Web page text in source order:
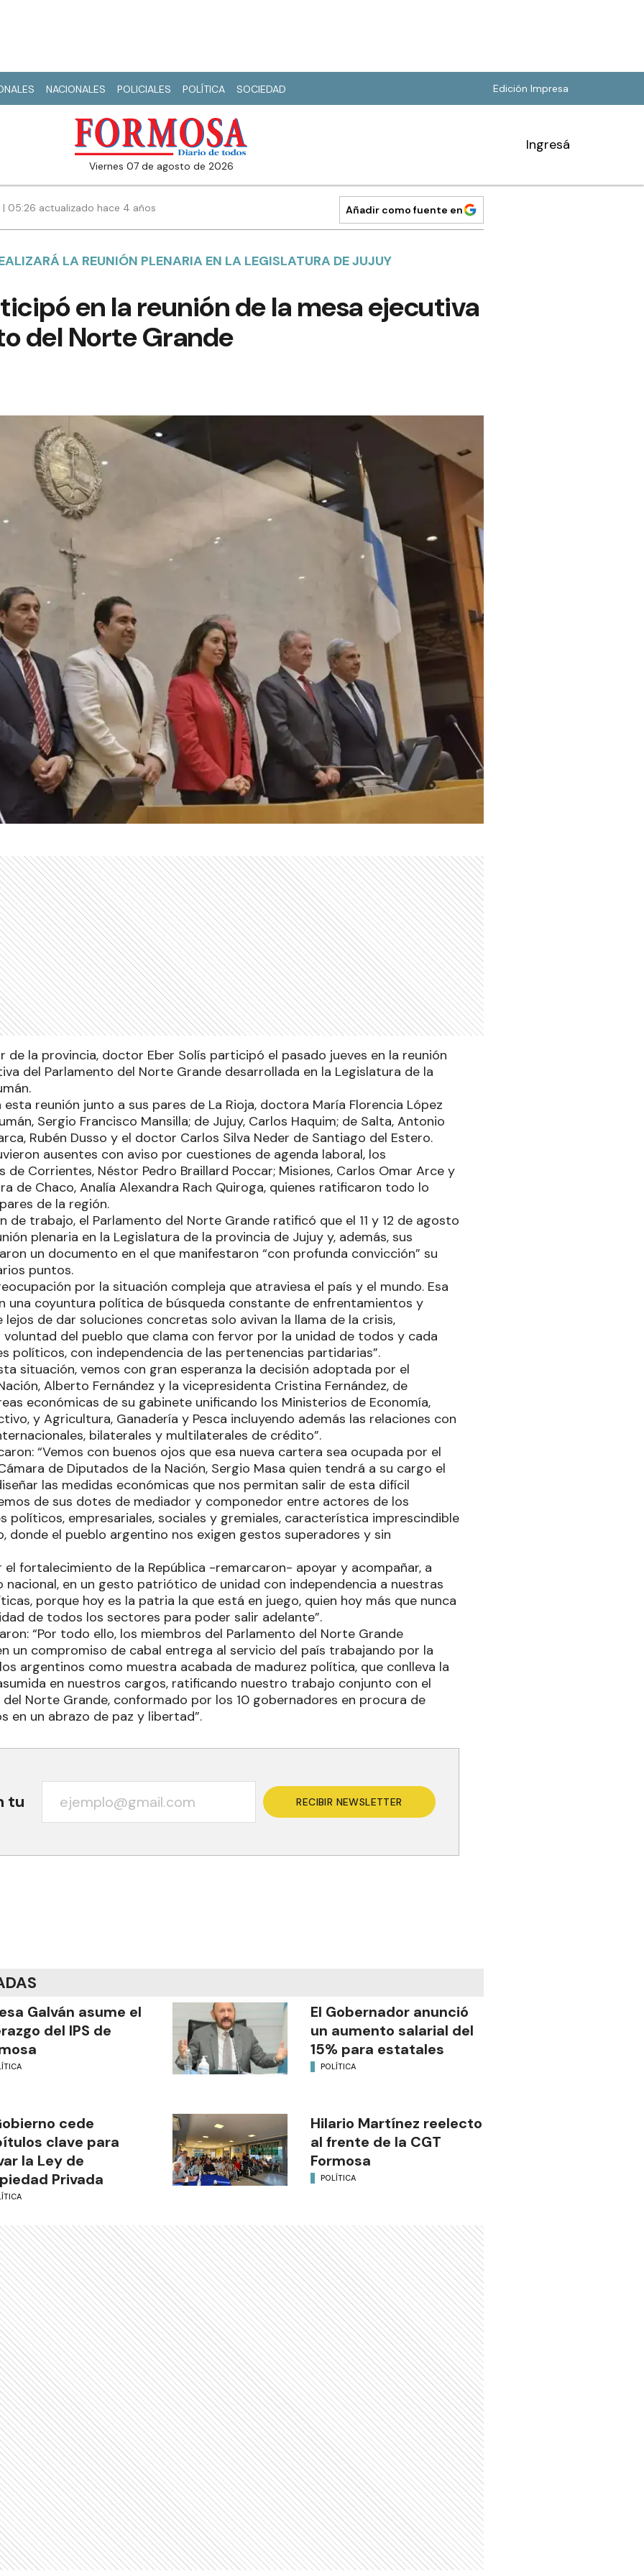
NACIONALES POLICIALES POLÍTICA SOCIEDAD Edición Impresa
viernes 07 de agosto de 2026
Ingresá
| 05:26 actualizado hace 4 años Añadir como fuente en
LA REUNIÓN PLENARIA EN LA LEGISLATURA DE JUJUY
en la reunión de la mesa ejecutiva
del Norte Grande
de la provincia, doctor Eber Solís participó el pasado jueves en la reunión
del Parlamento del Norte Grande desarrollada en la Legislatura de la
reunión junto a sus pares de La Rioja, doctora María Florencia López
Sergio Francisco Mansilla; de Jujuy, Carlos Haquim; de Salta, Antonio
Rubén Dusso y el doctor Carlos Silva Neder de Santiago del Estero.
ausentes con aviso por cuestiones de agenda laboral, los
de Corrientes, Néstor Pedro Braillard Poccar; Misiones, Carlos Omar Arce y
de Chaco, Analía Alexandra Rach Quiroga, quienes ratificaron todo lo
de la región.
de trabajo, el Parlamento del Norte Grande ratificó que el 11 y 12 de agosto
plenaria en la Legislatura de la provincia de Jujuy y, además, sus
un documento en el que manifestaron “con profunda convicción” su
puntos.
por la situación compleja que atraviesa el país y el mundo. Esa
una coyuntura política de búsqueda constante de enfrentamientos y
de dar soluciones concretas solo avivan la llama de la crisis,
del pueblo que clama con fervor por la unidad de todos y cada
políticos, con independencia de las pertenencias partidarias”.
situación, vemos con gran esperanza la decisión adoptada por el
Alberto Fernández y la vicepresidenta Cristina Fernández, de
económicas de su gabinete unificando los Ministerios de Economía,
y Agricultura, Ganadería y Pesca incluyendo además las relaciones con
bilaterales y multilaterales de crédito”.
“Vemos con buenos ojos que esa nueva cartera sea ocupada por el
de Diputados de la Nación, Sergio Masa quien tendrá a su cargo el
las medidas económicas que nos permitan salir de esta difícil
de sus dotes de mediador y componedor entre actores de los
políticos, empresariales, sociales y gremiales, característica imprescindible
donde el pueblo argentino nos exigen gestos superadores y sin
el fortalecimiento de la República -remarcaron- apoyar y acompañar, a
nacional, en un gesto patriótico de unidad con independencia a nuestras
porque hoy es la patria la que está en juego, quien hoy más que nunca
de todos los sectores para poder salir adelante”.
“Por todo ello, los miembros del Parlamento del Norte Grande
un compromiso de cabal entrega al servicio del país trabajando por la
argentinos como muestra acabada de madurez política, que conlleva la
en nuestros cargos, ratificando nuestro trabajo conjunto con el
del Norte Grande, conformado por los 10 gobernadores en procura de
en un abrazo de paz y libertad”.
tu RECIBIR NEWSLETTER
Galván asume el
del IPS de
El Gobernador anunció
un aumento salarial del
15% para estatales
POLÍTICA
cede
clave para
la Ley de
Privada
Hilario Martínez reelecto
al frente de la CGT
Formosa
POLÍTICA